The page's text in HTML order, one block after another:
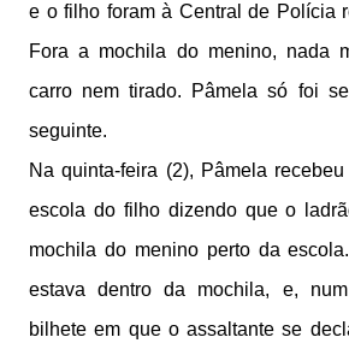
e o filho foram à Central de Polícia
Fora a mochila do menino, nada
carro nem tirado. Pâmela só foi
seguinte.
Na quinta-feira (2), Pâmela
escola do filho dizendo que o
mochila do menino perto da
estava dentro da mochila, e,
bilhete em que o assaltante se